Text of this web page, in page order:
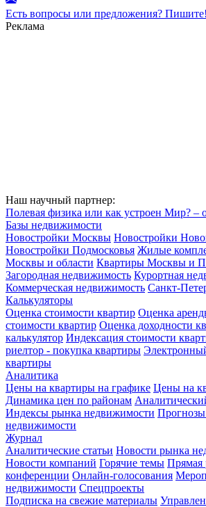
Есть вопросы или предложения? Пишите!
Реклама
Наш научный партнер:
Полевая физика или как устроен Мир? –
Базы недвижимости
Новостройки Москвы Новостройки
Новостройки Подмосковья Жилые
Москвы и области Квартиры Москвы и
Загородная недвижимость Курортная
Коммерческая недвижимость Санкт-
Калькуляторы
Оценка стоимости квартир Оценка
стоимости квартир Оценка доходности
калькулятор Индексация стоимости
риелтор - покупка квартиры
квартиры
Аналитика
Цены на квартиры на графике Цены на
Динамика цен по районам
Индексы рынка недвижимости
недвижимости
Журнал
Аналитические статьи Новости рынка
Новости компаний Горячие темы Прямая
конференции Онлайн-голосования
недвижимости Спецпроекты
Подписка на свежие материалы